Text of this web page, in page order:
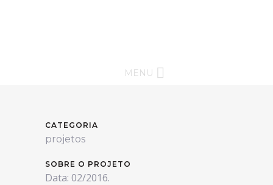
MENU
CATEGORIA
projetos
SOBRE O PROJETO
Data: 02/2016.